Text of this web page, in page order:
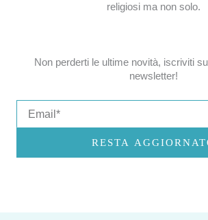
religiosi ma non solo.
Non perderti le ultime novità, iscriviti
newsletter!
RESTA